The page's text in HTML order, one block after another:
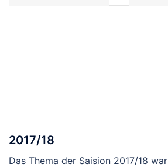
2017/18
Das Thema der Saision 2017/18 war